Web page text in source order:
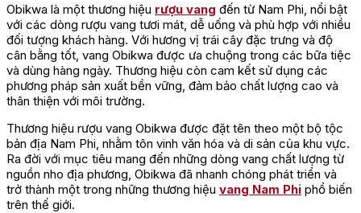
Obikwa là một thương hiệu rượu vang đến từ Nam Phi, nổi bật
với các dòng rượu vang tươi mát, dễ uống và phù hợp với nhiều
đối tượng khách hàng. Với hương vị trái cây đặc trưng và độ
cân bằng tốt, vang Obikwa được ưa chuộng trong các bữa tiệc
và dùng hàng ngày. Thương hiệu còn cam kết sử dụng các
phương pháp sản xuất bền vững, đảm bảo chất lượng cao và
thân thiện với môi trường.
Thương hiệu rượu vang Obikwa được đặt tên theo một bộ tộc
bản địa Nam Phi, nhằm tôn vinh văn hóa và di sản của khu vực.
Ra đời với mục tiêu mang đến những dòng vang chất lượng từ
nguồn nho địa phương, Obikwa đã nhanh chóng phát triển và
trở thành một trong những thương hiệu vang Nam Phi phổ biến
trên thế giới.